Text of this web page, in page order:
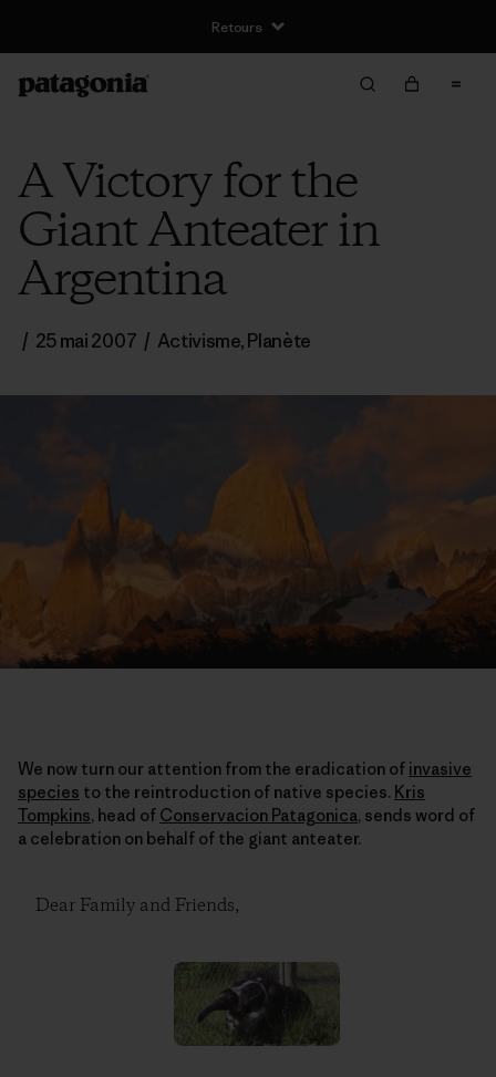
Retours
A Victory for the
Giant Anteater in
Argentina
/ 25 mai 2007 / Activisme,Planète
We now turn our attention from the eradication of invasive
species to the reintroduction of native species. Kris
Tompkins, head of Conservacion Patagonica, sends word of
a celebration on behalf of the giant anteater.
Dear Family and Friends,